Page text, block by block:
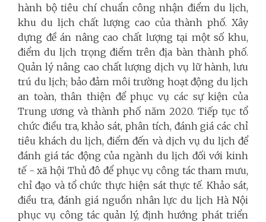
hành bộ tiêu chí chuẩn công nhận điểm du lịch,
khu du lịch chất lượng cao của thành phố. Xây
dựng đề án nâng cao chất lượng tại một số khu,
điểm du lịch trọng điểm trên địa bàn thành phố.
Quản lý nâng cao chất lượng dịch vụ lữ hành, lưu
trú du lịch; bảo đảm môi trường hoạt động du lịch
an toàn, thân thiện để phục vụ các sự kiện của
Trung ương và thành phố năm 2020. Tiếp tục tổ
chức điều tra, khảo sát, phân tích, đánh giá các chỉ
tiêu khách du lịch, điểm đến và dịch vụ du lịch để
đánh giá tác động của ngành du lịch đối với kinh
tế - xã hội Thủ đô để phục vụ công tác tham mưu,
chỉ đạo và tổ chức thực hiện sát thực tế. Khảo sát,
điều tra, đánh giá nguồn nhân lực du lịch Hà Nội
phục vụ công tác quản lý, định hướng phát triển